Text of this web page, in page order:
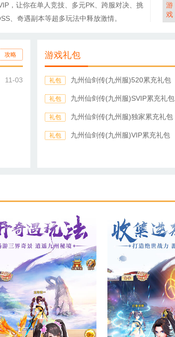
，让你在单人竞技、多元PK、跨服对决、挑
、奇遇副本等超多玩法中释放激情。
游
戏
攻略
11-03
游戏礼包
礼包 九州仙剑传(九州服)520累充礼包
礼包 九州仙剑传(九州服)SVIP累充礼包
礼包 九州仙剑传(九州服)独家累充礼包
礼包 九州仙剑传(九州服)VIP累充礼包